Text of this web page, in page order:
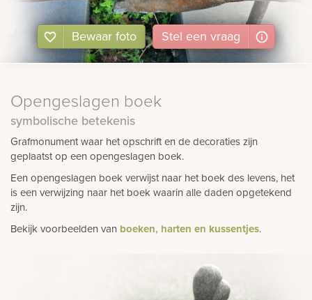
Bewaar foto Stel een vraag
Opengeslagen boek
symbolische betekenis
Grafmonument waar het opschrift en de decoraties zijn
geplaatst op een opengeslagen boek.
Een opengeslagen boek verwijst naar het boek des levens, het
is een verwijzing naar het boek waarin alle daden opgetekend
zijn.
Bekijk voorbeelden van boeken, harten en kussentjes.